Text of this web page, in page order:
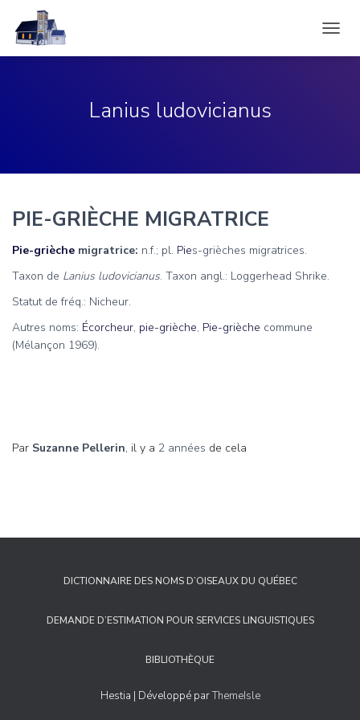
LA
Lanius ludovicianus
PIE-GRIÈCHE MIGRATRICE
Pie-grièche migratrice: n.f.; pl. Pies-grièches migratrices.
Taxon de Lanius ludovicianus. Taxon angl.: Loggerhead Shrike.
Statut de fréq.: Nicheur.
Autres noms: Écorcheur, pie-grièche, Pie-grièche commune
(Mélançon 1969).
Par Suzanne Pellerin, il y a 2 années de cela
DICTIONNAIRE DES NOMS D’OISEAUX DU QUÉBEC
DEMANDE D’ESTIMATION POUR SERVICES LINGUISTIQUES
BIBLIOTHÈQUE
Hestia | Développé parThemeIsle